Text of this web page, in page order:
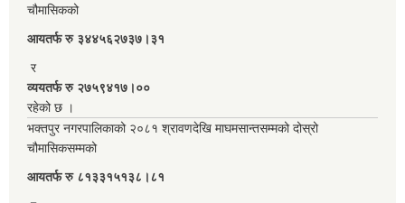
चौमासिकको
आयतर्फ रु‌ ३४४५६२७३७।३१
र
व्ययतर्फ रु २७५९४१७।००
रहेको छ ।
भक्तपुर नगरपालिकाको २०८१ श्रावणदेखि माघमसान्तसम्मको दोस्रो
चौमासिकसम्मको
आयतर्फ रु‌ ८१३३१५१३८।८१